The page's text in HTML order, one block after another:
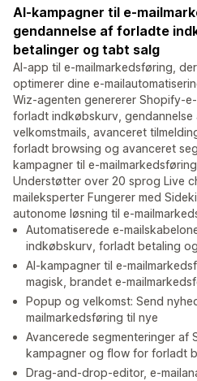
AI-kampagner til e-
gendannelse af forladte
betalinger og tabt salg
AI-app til e-mailmarkedsføring,
optimerer dine e-
Wiz-agenten genererer Shopify-
forladt indkøbskurv,
velkomstmails, avanceret
forladt browsing og avanceret
kampagner til e-
Understøtter over 20 sprog Live
maileksperter Fungerer med
autonome løsning til e-
Automatiserede e-
indkøbskurv, forladt betaling
AI-kampagner til e-
magisk, brandet e-
Popup og velkomst: Send
mailmarkedsføring til nye
Avancerede segmenteringer af
kampagner og flow for forladt
Drag-and-drop-editor, e-